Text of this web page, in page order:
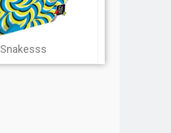
Snakesss